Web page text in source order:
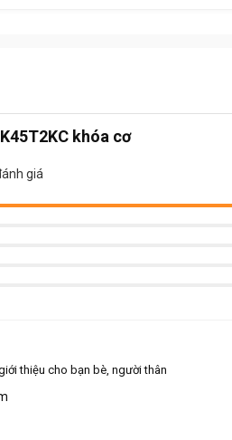
khóa cơ
giá
thiệu cho bạn bè, người thân